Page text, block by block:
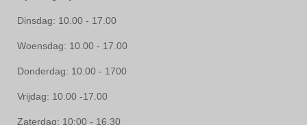
Dinsdag: 10.00 - 17.00
Woensdag: 10.00 - 17.00
Donderdag: 10.00 - 1700
Vrijdag: 10.00 -17.00
Zaterdag: 10:00 - 16.30